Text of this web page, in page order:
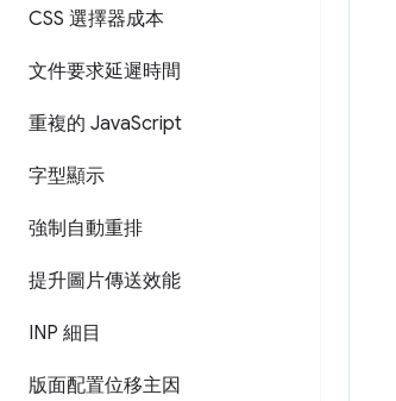
CSS 選擇器成本
文件要求延遲時間
重複的 JavaScript
字型顯示
強制自動重排
提升圖片傳送效能
INP 細目
版面配置位移主因